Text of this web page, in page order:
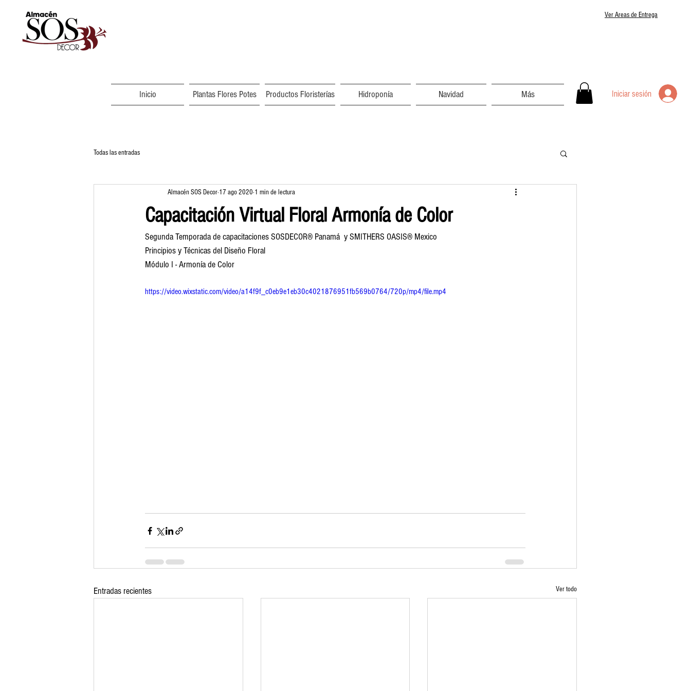
Ver Areas de Entrega
Inicio Plantas Flores Potes Productos Floristerías Hidroponía Navidad Más Iniciar sesión
Todas las entradas
Capacitación Virtual Floral Armonía de Color
Almacén SOS Decor 17 ago 2020 1 min de lectura
Segunda Temporada de capacitaciones SOSDECOR® Panamá  y SMITHERS OASIS® Mexico
Principios y Técnicas del Diseño Floral
Módulo I - Armonía de Color
https://video.wixstatic.com/video/a14f9f_c0eb9e1eb30c4021876951fb569b0764/720p/mp4/file.mp4
Entradas recientes Ver todo